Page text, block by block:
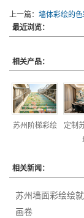
上一篇： 墙体彩绘的
配技巧
最近浏览：
相关产品：
苏州阶梯彩绘
定制
相关新闻：
苏州墙面彩绘绘
画卷